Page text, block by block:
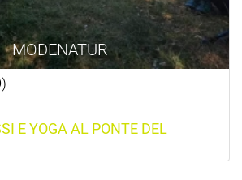
MODENATUR
E YOGA AL PONTE DEL